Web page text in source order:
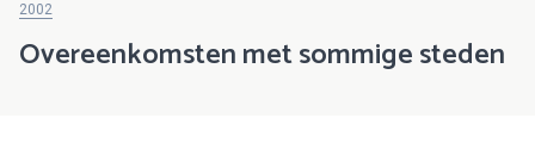
2002
Overeenkomsten met sommige steden